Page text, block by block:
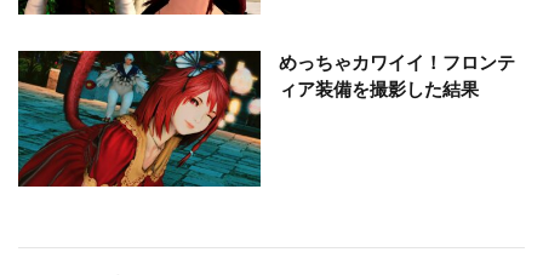
めっちゃカワイイ！フロンテ
ィア装備を撮影した結果